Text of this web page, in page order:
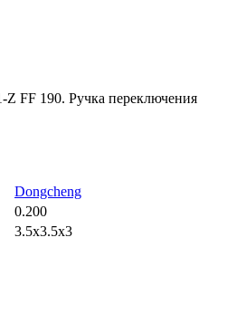
FF 190. Ручка переключения
Dongcheng
0.200
3.5x3.5x3